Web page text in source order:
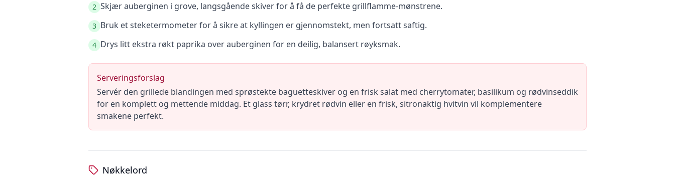
2 Skjær auberginen i grove, langsgående skiver for å få de perfekte grillflamme-mønstrene.
3 Bruk et steketermometer for å sikre at kyllingen er gjennomstekt, men fortsatt saftig.
4 Drys litt ekstra røkt paprika over auberginen for en deilig, balansert røyksmak.
Serveringsforslag
Servér den grillede blandingen med sprøstekte baguetteskiver og en frisk salat med cherrytomater, basilikum og rødvinseddik
for en komplett og mettende middag. Et glass tørr, krydret rødvin eller en frisk, sitronaktig hvitvin vil komplementere
smakene perfekt.
Nøkkelord